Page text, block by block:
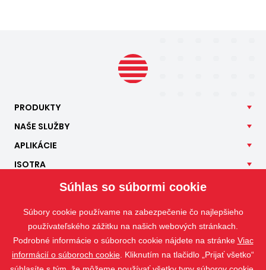
PRODUKTY
NAŠE SLUŽBY
APLIKÁCIE
ISOTRA
Súhlas so súbormi cookie
Súbory cookie používame na zabezpečenie čo najlepšieho
používateľského zážitku na našich webových stránkach.
Podrobné informácie o súboroch cookie nájdete na stránke Viac
informácií o súboroch cookie . Kliknutím na tlačidlo „Prijať všetko“